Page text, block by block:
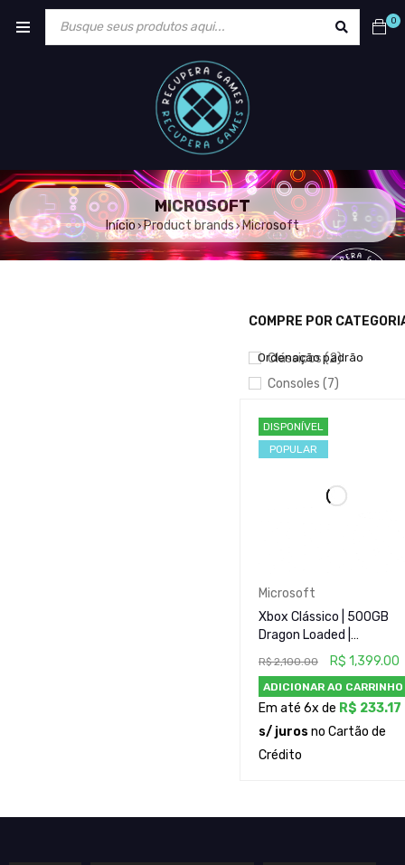
0
MICROSOFT
Início ›Product brands›Microsoft
COMPRE POR
Clássicos (2)
Consoles (7)
Microsoft (1)
Nintendo (1)
Portáteis (0)
Raros e Colecionáveis
PREÇO
CONDIÇÃO
Ordenação padrão
MOSTRAR APENAS
DISPONÍVEL
POPULAR
Microsoft
Xbox Clássico | 500GB
Dragon Loaded |
Desbloqueado TSOP
+ Cerbios | 2 Controles (1
Original + 1 Paralelo)
R$2,100.00 R$ 1,399.00
ADICIONAR AO CARRINHO
Em até 6x de R$ 233.17
s/ juros no Cartão de
Crédito